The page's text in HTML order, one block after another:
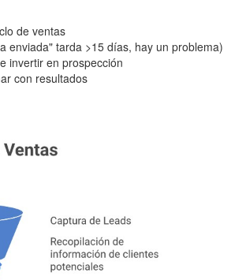
de ventas
enviada" tarda >15 días, hay un problema)
invertir en prospección
con resultados